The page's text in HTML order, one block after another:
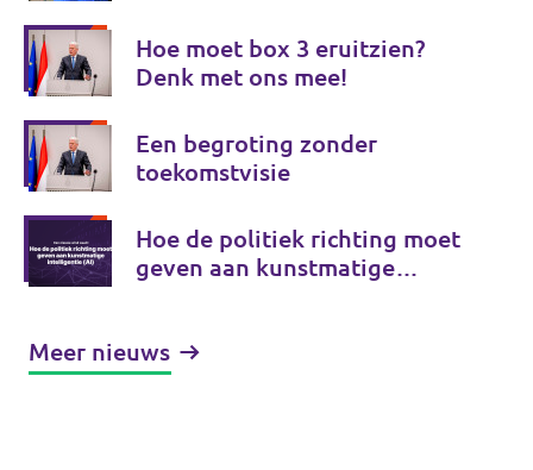
Hoe moet box 3 eruitzien?
Denk met ons mee!
Een begroting zonder
toekomstvisie
Hoe de politiek richting moet
geven aan kunstmatige
Meer nieuws